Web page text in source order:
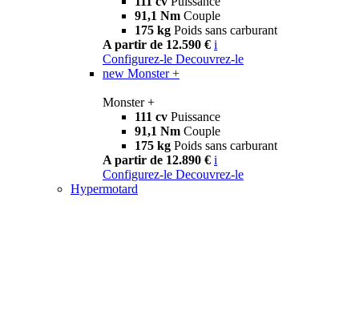
91,1 Nm Couple
175 kg Poids sans carburant
A partir de 12.590 € i
Configurez-le Decouvrez-le
new Monster +
Monster +
111 cv Puissance
91,1 Nm Couple
175 kg Poids sans carburant
A partir de 12.890 € i
Configurez-le Decouvrez-le
Hypermotard